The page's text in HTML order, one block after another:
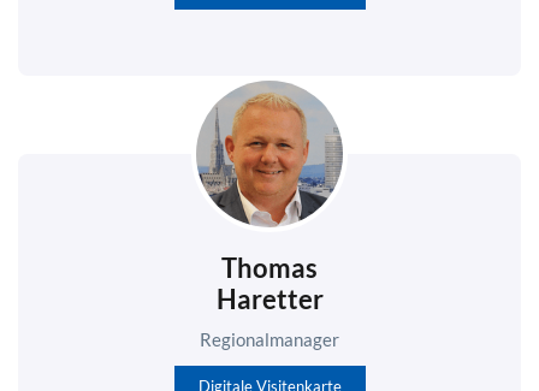
Thomas
Haretter
Regionalmanager
Digitale Visitenkarte